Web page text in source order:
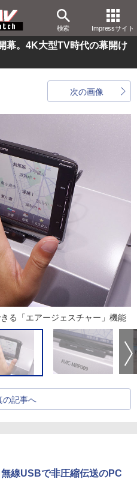
検索 Impressサイト
幕。4K大型TV時代の幕開け
次の画像
る「エアージェスチャー」機能
の記事へ
線USBで非圧縮伝送のPC